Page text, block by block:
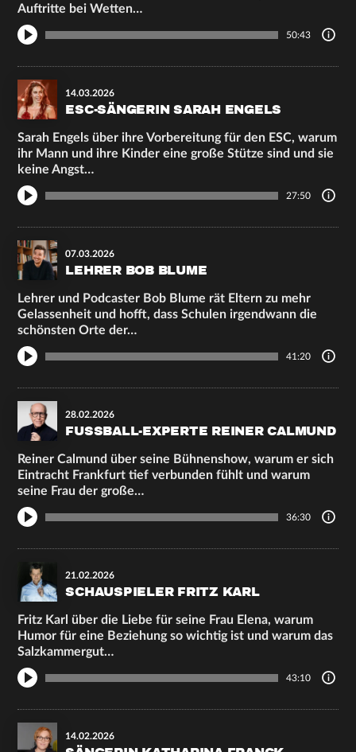
Auftritte bei Wetten…
50:43
14.03.2026
ESC-SÄNGERIN SARAH ENGELS
Sarah Engels über ihre Vorbereitung für den ESC, warum
ihr Mann und ihre Kinder eine große Stütze sind und sie
keine Angst…
27:50
07.03.2026
LEHRER BOB BLUME
Lehrer und Podcaster Bob Blume rät Eltern zu mehr
Gelassenheit und hofft, dass Schulen irgendwann die
schönsten Orte der…
41:20
28.02.2026
FUSSBALL-EXPERTE REINER CALMUND
Reiner Calmund über seine Bühnenshow, warum er sich
Eintracht Frankfurt tief verbunden fühlt und warum
seine Frau der große…
36:30
21.02.2026
SCHAUSPIELER FRITZ KARL
Fritz Karl über die Liebe für seine Frau Elena, warum
Humor für eine Beziehung so wichtig ist und warum das
Salzkammergut…
43:10
14.02.2026